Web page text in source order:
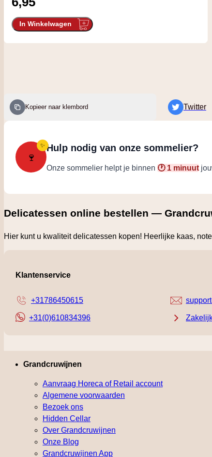
In Winkelwagen
Kopieer naar klembord Twitter
🍷
✨ Hulp nodig van onze sommelier?
Onze sommelier helpt je binnen 🕐 1 minuut
Delicatessen online bestellen —
Hier kunt u kwaliteit delicatessen kopen! Heerlijke kaas,
Klantenservice
+31786450615
+31(0)610834396
Grandcruwijnen
Aanvraag Horeca of Retail account
Algemene voorwaarden
Bezoek ons
Hidden Cellar
Over Grandcruwijnen
Onze Blog
Grandcruwijnen App